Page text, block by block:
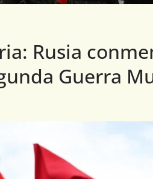
Rusia
Guerra